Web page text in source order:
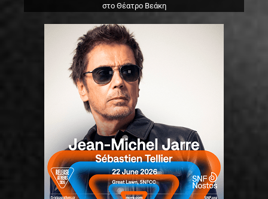
στο Θέατρο Βεάκη